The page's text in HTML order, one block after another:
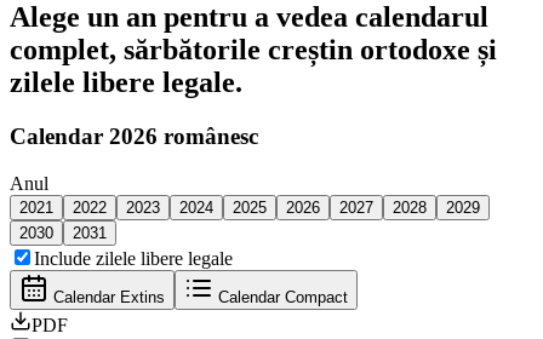
Alege un an pentru a vedea calendarul
complet, sărbătorile creștin ortodoxe și
zilele libere legale.
Calendar 2026 românesc
Anul
2021 2022 2023 2024 2025 2026 2027 2028
2029
2030
2031
Include zilele libere legale
Calendar Extins Calendar Compact
PDF